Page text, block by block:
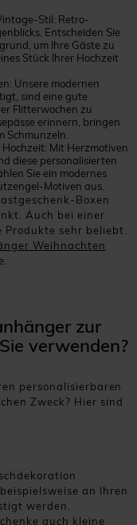
Stil: Retro-
Entscheiden Sie
um Ihre Gäste zu
Stück Ihrer Hochzeit
Unsere modernen
sind eine gute
Flitterwochen zu
erinnern, bringen
Schmunzeln.
Mit Herzmotiven
diese personalisierten
Sie ein modernes
Motiven aus.
Boxen
Auch bei einer
Produkte sehr beliebt.
Weihnachten
zur
verwenden?
personalisierbaren
Zweck? Hier sind
an Ihren
werden.
auch kleine